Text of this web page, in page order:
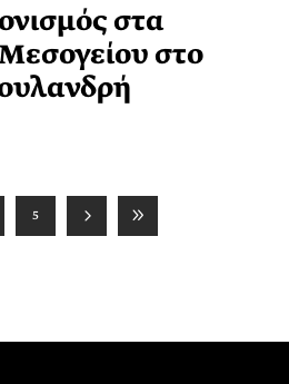
στα
στο
5